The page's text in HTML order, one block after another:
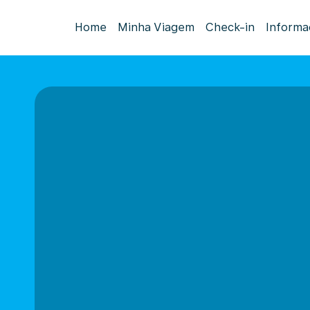
Home Minha Viagem Check-in